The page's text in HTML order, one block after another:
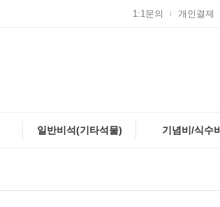
1:1문의 개인결제
일반비석(기타석물) 기념비/식수비